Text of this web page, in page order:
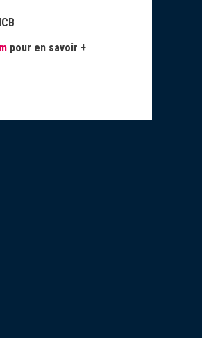
pour en savoir +